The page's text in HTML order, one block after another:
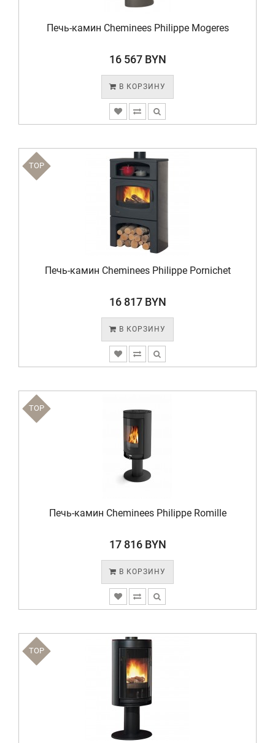
Печь-камин Cheminees Philippe Mogeres
16 567 BYN
В КОРЗИНУ
TOP
Печь-камин Cheminees Philippe Pornichet
16 817 BYN
В КОРЗИНУ
TOP
Печь-камин Cheminees Philippe Romille
17 816 BYN
В КОРЗИНУ
TOP